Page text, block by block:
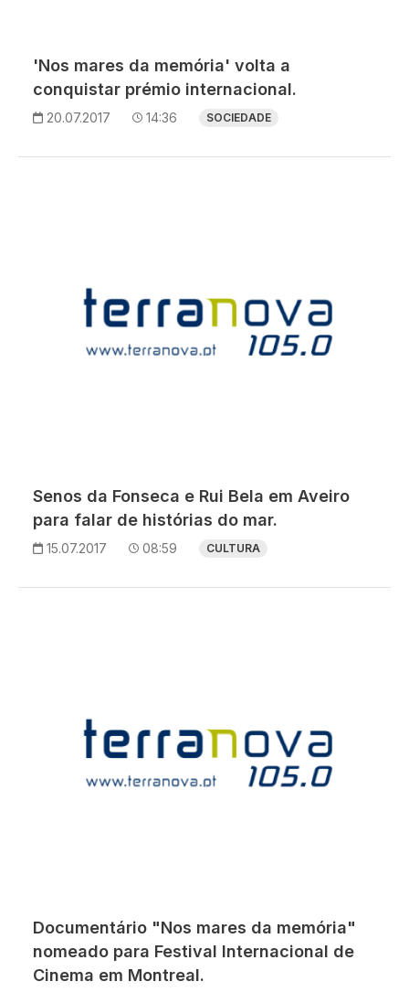
'Nos mares da memória' volta a
conquistar prémio internacional.
20.07.2017 14:36 SOCIEDADE
Senos da Fonseca e Rui Bela em Aveiro
para falar de histórias do mar.
15.07.2017 08:59 CULTURA
Documentário "Nos mares da memória"
nomeado para Festival Internacional de
Cinema em Montreal.